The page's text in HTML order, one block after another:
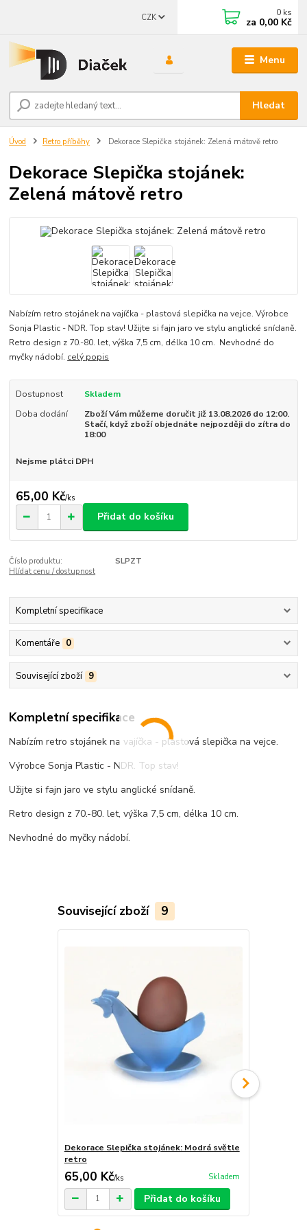
Menu
CZK
Hledat
0 ks
za 0,00 Kč
Úvod Retro příběhy Dekorace Slepička stojánek: Zelená mátově retro
Dekorace Slepička stojánek:
Zelená mátově retro
Nabízím retro stojánek na vajíčka - plastová slepička na vejce. Výrobce
Sonja Plastic - NDR. Top stav! Užijte si fajn jaro ve stylu anglické snídaně.
Retro design z 70.-80. let, výška 7,5 cm, délka 10 cm. Nevhodné do
myčky nádobí. celý popis
Dostupnost
Skladem
Doba dodání
Zboží Vám můžeme doručit již 13.08.2026 do 12:00.
Stačí, když zboží objednáte nejpozději do zítra do
18:00
Nejsme plátci DPH
65,00 Kč/ks
Přidat do košíku
Číslo produktu:
SLPZT
Hlídat cenu / dostupnost
Kompletní specifikace
Komentáře 0
Související zboží 9
Kompletní specifikace
Nabízím retro stojánek na vajíčka - plastová slepička na vejce.
Výrobce Sonja Plastic - NDR. Top stav!
Užijte si fajn jaro ve stylu anglické snídaně.
Retro design z 70.-80. let, výška 7,5 cm, délka 10 cm.
Nevhodné do myčky nádobí.
Související zboží 9
Dekorace Slepička stojánek: Modrá světle
retro
65,00 Kč/ks Skladem
Přidat do košíku